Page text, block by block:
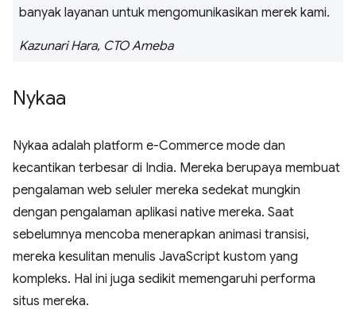
banyak layanan untuk mengomunikasikan merek kami.
Kazunari Hara, CTO Ameba
Nykaa
Nykaa adalah platform e-Commerce mode dan
kecantikan terbesar di India. Mereka berupaya membuat
pengalaman web seluler mereka sedekat mungkin
dengan pengalaman aplikasi native mereka. Saat
sebelumnya mencoba menerapkan animasi transisi,
mereka kesulitan menulis JavaScript kustom yang
kompleks. Hal ini juga sedikit memengaruhi performa
situs mereka.